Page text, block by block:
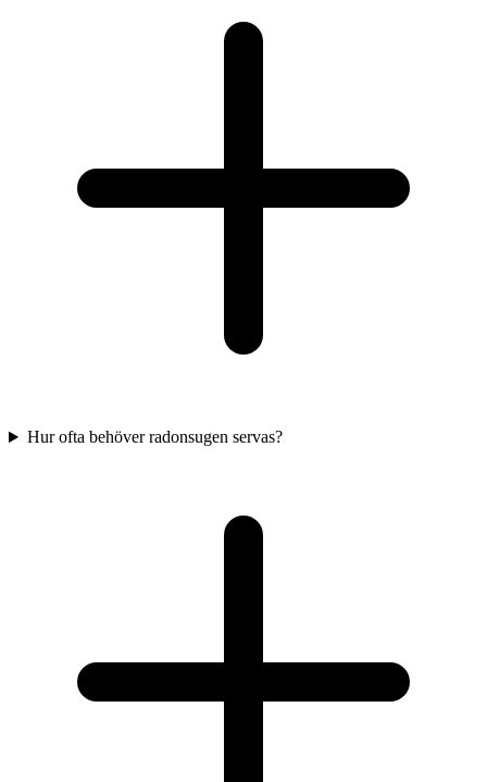
Hur ofta behöver radonsugen servas?